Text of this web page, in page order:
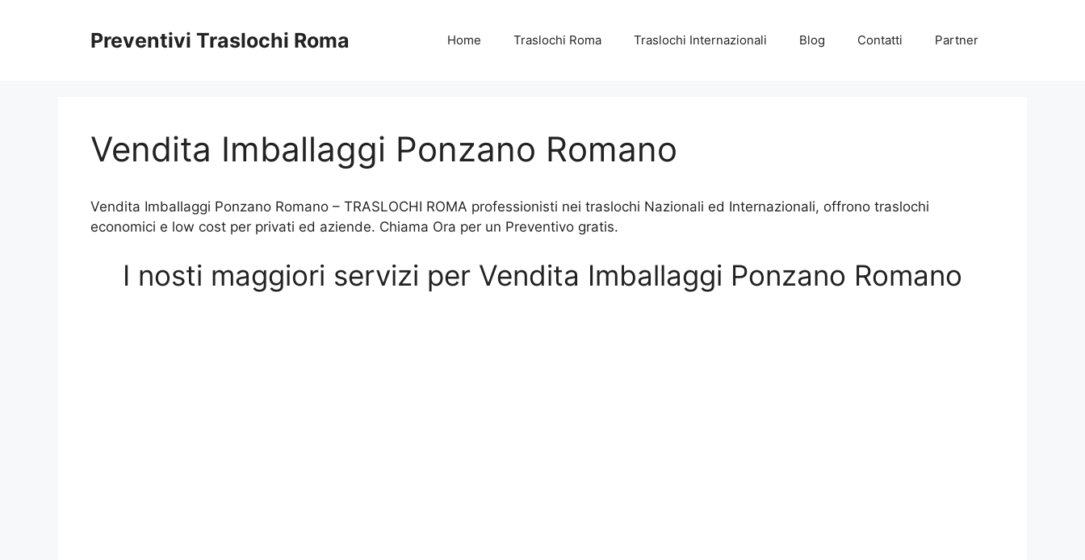
Preventivi Traslochi Roma Home Traslochi Roma Traslochi Internazionali Blog Contatti Partner
Vendita Imballaggi Ponzano Romano
Vendita Imballaggi Ponzano Romano – TRASLOCHI ROMA professionisti nei traslochi Nazionali ed Internazionali, offrono traslochi
economici e low cost per privati ed aziende. Chiama Ora per un Preventivo gratis.
I nosti maggiori servizi per Vendita Imballaggi Ponzano Romano